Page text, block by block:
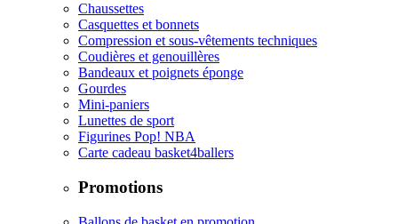
Chaussettes
Casquettes et bonnets
Compression et sous-vêtements techniques
Coudières et genouillères
Bandeaux et poignets éponge
Gourdes
Mini-paniers
Lunettes de sport
Figurines Pop! NBA
Carte cadeau basket4ballers
Promotions